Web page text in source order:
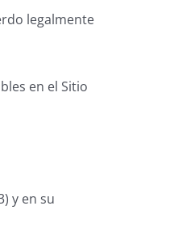
legalmente
en el Sitio
y en su